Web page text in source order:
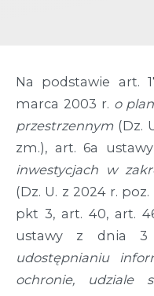
Na podstawie art.
marca 2003 r. o
przestrzennym (Dz.
zm.), art. 6a
inwestycjach w
(Dz. U. z 2024 r.
pkt 3, art. 40, art.
ustawy z dnia 3
udostępnianiu
ochronie, udziale